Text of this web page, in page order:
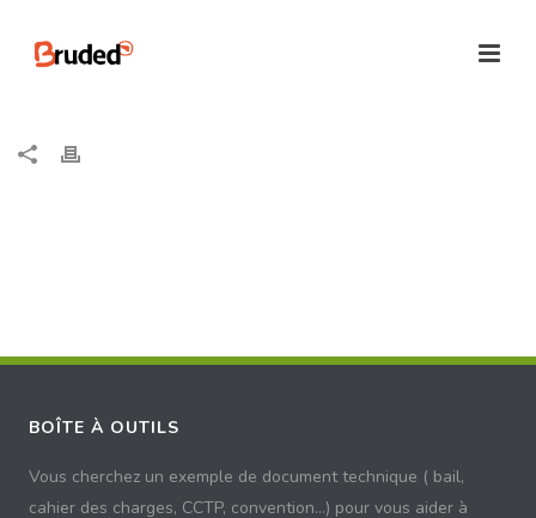
BOÎTE À OUTILS
Vous cherchez un exemple de document technique ( bail,
cahier des charges, CCTP, convention...) pour vous aider à